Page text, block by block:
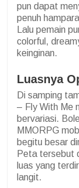
pun dapat
penuh
Lalu pemain
colorful,
keinginan.
Luasnya
Di samping
– Fly With Me
bervariasi.
MMORPG
begitu besar
Peta tersebut
luas yang
langit.